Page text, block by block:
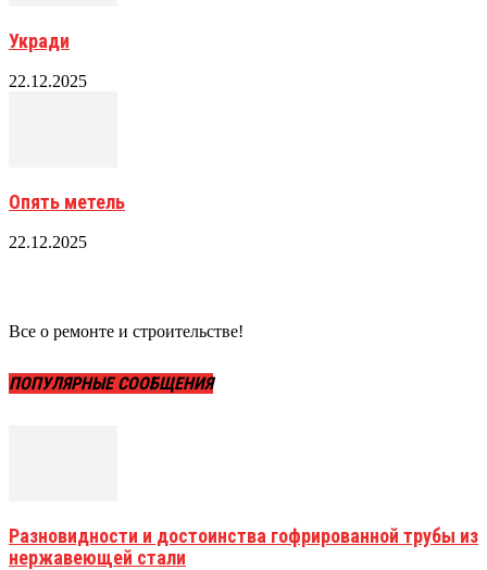
Укради
22.12.2025
Опять метель
22.12.2025
Все о ремонте и строительстве!
ПОПУЛЯРНЫЕ СООБЩЕНИЯ
Разновидности и достоинства гофрированной трубы из
нержавеющей стали